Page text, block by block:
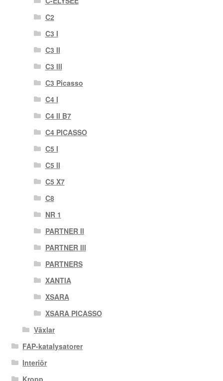
C2
C3 I
C3 II
C3 III
C3 Picasso
C4 I
C4 II B7
C4 PICASSO
C5 I
C5 II
C5 X7
C8
NR 1
PARTNER II
PARTNER III
PARTNERS
XANTIA
XSARA
XSARA PICASSO
Växlar
FAP-katalysatorer
Interiör